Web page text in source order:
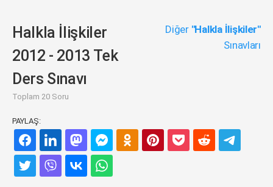
Halkla İlişkiler
2012 - 2013 Tek
Ders Sınavı
Toplam 20 Soru
Diğer "Halkla İlişkiler"
Sınavları
PAYLAŞ: